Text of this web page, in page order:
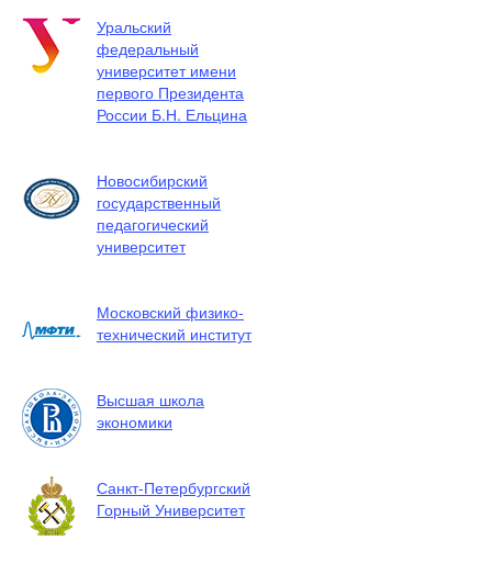
Уральский
федеральный
университет имени
первого Президента
России Б.Н. Ельцина
Новосибирский
государственный
педагогический
университет
Московский физико-
технический институт
Высшая школа
экономики
Санкт-Петербургский
Горный Университет